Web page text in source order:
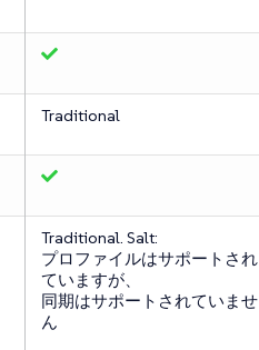
Traditional
Traditional. Salt:
プロファイルはサポートされ
ていますが、
同期はサポートされていませ
ん